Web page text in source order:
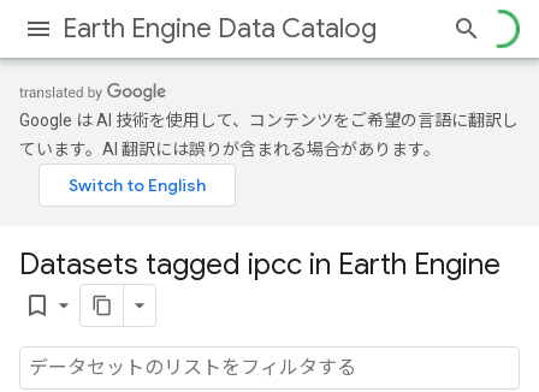
Earth Engine Data Catalog
Google は AI 技術を使用して、コンテンツをご希望の言語に翻訳し
ています。AI 翻訳には誤りが含まれる場合があります。
Datasets tagged ipcc in Earth Engine
bookmark_border